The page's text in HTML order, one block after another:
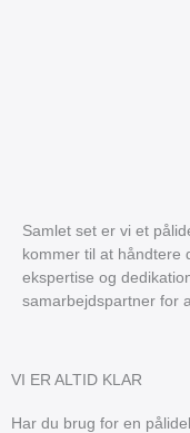
Samlet set er vi et
kommer til at håndtere
ekspertise og
samarbejdspartner for
VI ER ALTID KLAR
Har du brug for en